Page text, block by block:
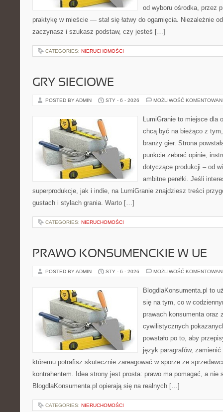
od wyboru ośrodka, przez
praktykę w mieście — stał się łatwy do ogarnięcia. Niezależnie
zaczynasz i szukasz podstaw, czy jesteś […]
CATEGORIES: NIERUCHOMOŚCI
GRY SIECIOWE
POSTED BY ADMIN STY - 6 - 2026 MOŻLIWOŚĆ
LumiGranie to miejsce dla
chcą być na bieżąco z
branży gier. Strona
punkcie zebrać opinie,
dotyczące produkcji – od
ambitne perełki. Jeśli
superprodukcje, jak i indie, na LumiGranie znajdziesz treści
gustach i stylach grania. Warto […]
CATEGORIES: NIERUCHOMOŚCI
PRAWO KONSUMENCKIE W UE
POSTED BY ADMIN STY - 6 - 2026 MOŻLIWOŚĆ
BlogdlaKonsumenta.pl to
się na tym, co w
prawach konsumenta oraz
cywilistycznych
powstało po to, aby
język paragrafów,
któremu potrafisz skutecznie zareagować w sporze ze
kontrahentem. Idea strony jest prosta: prawo ma pomagać, a nie
BlogdlaKonsumenta.pl opierają się na realnych […]
CATEGORIES: NIERUCHOMOŚCI